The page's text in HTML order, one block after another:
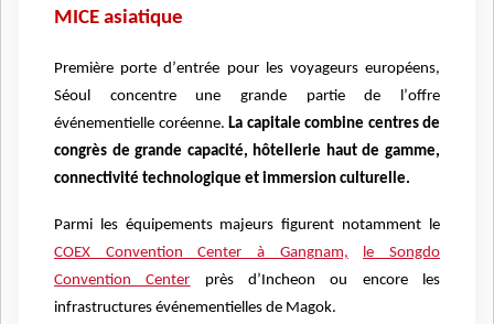
MICE asiatique
Première porte d’entrée pour les voyageurs européens,
Séoul concentre une grande partie de l’offre
événementielle coréenne. La capitale combine centres de
congrès de grande capacité, hôtellerie haut de gamme,
connectivité technologique et immersion culturelle.
Parmi les équipements majeurs figurent notamment le
COEX Convention Center à Gangnam,
le Songdo
Convention Center près d ’ Incheon ou encore les
infrastructures événementielles de Magok.